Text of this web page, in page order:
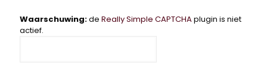
Waarschuwing:de Really Simple CAPTCHAplugin is niet
actief.